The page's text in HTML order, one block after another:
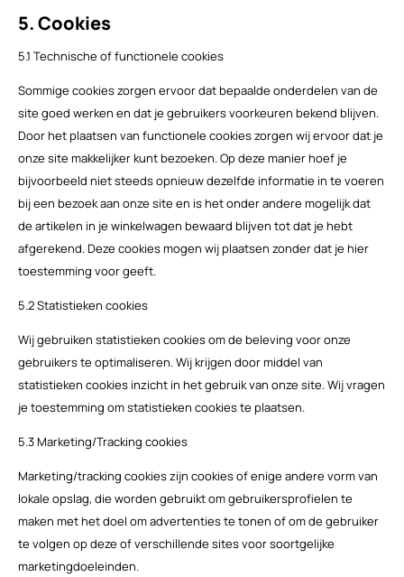
5. Cookies
5.1 Technische of functionele cookies
Sommige cookies zorgen ervoor dat bepaalde onderdelen van de
site goed werken en dat je gebruikers voorkeuren bekend blijven.
Door het plaatsen van functionele cookies zorgen wij ervoor dat je
onze site makkelijker kunt bezoeken. Op deze manier hoef je
bijvoorbeeld niet steeds opnieuw dezelfde informatie in te voeren
bij een bezoek aan onze site en is het onder andere mogelijk dat
de artikelen in je winkelwagen bewaard blijven tot dat je hebt
afgerekend. Deze cookies mogen wij plaatsen zonder dat je hier
toestemming voor geeft.
5.2 Statistieken cookies
Wij gebruiken statistieken cookies om de beleving voor onze
gebruikers te optimaliseren. Wij krijgen door middel van
statistieken cookies inzicht in het gebruik van onze site. Wij vragen
je toestemming om statistieken cookies te plaatsen.
5.3 Marketing/Tracking cookies
Marketing/tracking cookies zijn cookies of enige andere vorm van
lokale opslag, die worden gebruikt om gebruikersprofielen te
maken met het doel om advertenties te tonen of om de gebruiker
te volgen op deze of verschillende sites voor soortgelijke
marketingdoeleinden.